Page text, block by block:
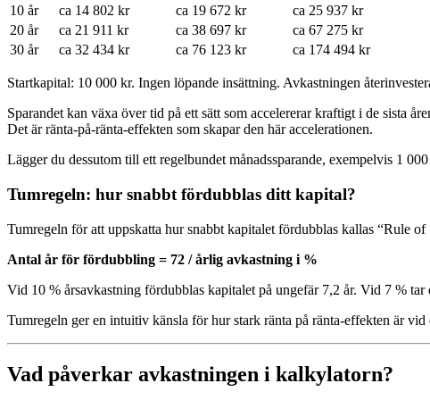
10 år
ca 14 802 kr ca 19 672 kr
ca 25 937 kr
20 år
ca 21 911 kr ca 38 697 kr
ca 67 275 kr
30 år
ca 32 434 kr ca 76 123 kr ca 174 494 kr
Startkapital: 10 000 kr. Ingen löpande insättning. Avkastningen
Sparandet kan växa över tid på ett sätt som accelererar kraftigt i de sista
Det är ränta-på-ränta-effekten som skapar den här accelerationen.
Lägger du dessutom till ett regelbundet månadssparande, exempelvis 1
Tumregeln: hur snabbt fördubblas ditt kapital?
Tumregeln för att uppskatta hur snabbt kapitalet fördubblas kallas “Rule
Antal år för fördubbling = 72 / årlig avkastning i %
Vid 10 % årsavkastning fördubblas kapitalet på ungefär 7,2 år. Vid 7 %
Tumregeln ger en intuitiv känsla för hur stark ränta på ränta-effekten är
Vad påverkar avkastningen i kalkylatorn?